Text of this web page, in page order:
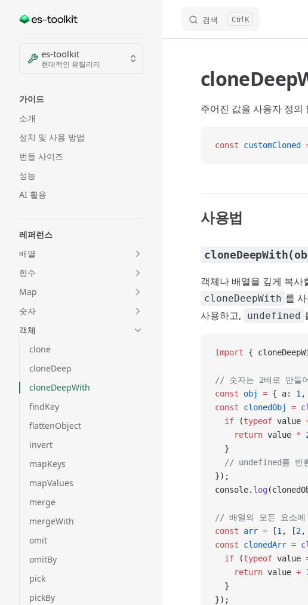
Skip to content 검색 K
Sidebar Navigation
es-toolkit
현대적인 유틸리티
가이드
소개
설치 및 사용 방법
번들 사이즈
성능
AI 활용
레퍼런스
배열
함수
Map
숫자
객체
clone
cloneDeep
cloneDeepWith
findKey
flattenObject
invert
mapKeys
mapValues
merge
mergeWith
omit
omitBy
pick
pickBy
주어진 값을 사용자 정의
const customCloned
사용법
객체나 배열을 깊게 복사
cloneDeepWith 를
사용하고,
undefined
import {
// 숫자는 2배로 만들
const obj = { a: 1 ,
const clonedObj =
  if
(typeof value
    return
value *
  }
// undefined를 반
});
console. log
// 배열의 모든 요소에
const arr = [1 , [2,
const clonedArr =
  if
(typeof value
    return
value +
  }
});